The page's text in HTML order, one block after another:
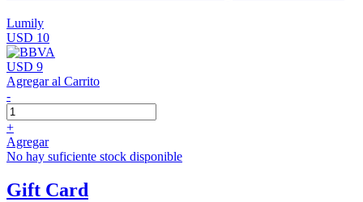
Lumily
USD 10
USD 9
Agregar al Carrito
-
+
Agregar
No hay suficiente stock disponible
Gift Card